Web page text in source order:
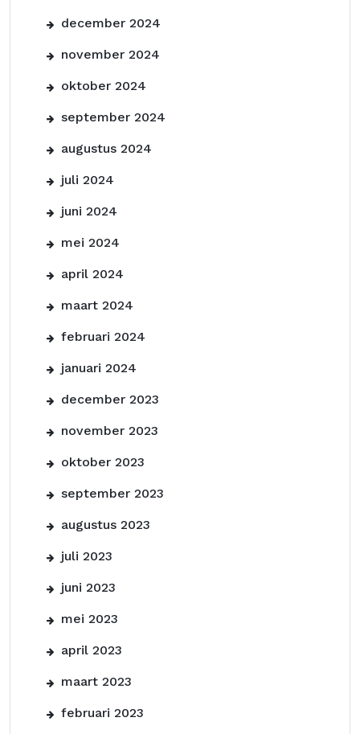
december 2024
november 2024
oktober 2024
september 2024
augustus 2024
juli 2024
juni 2024
mei 2024
april 2024
maart 2024
februari 2024
januari 2024
december 2023
november 2023
oktober 2023
september 2023
augustus 2023
juli 2023
juni 2023
mei 2023
april 2023
maart 2023
februari 2023